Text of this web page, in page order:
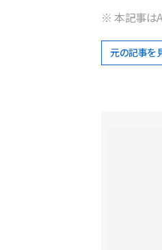
※ 本記事は
元の記事を